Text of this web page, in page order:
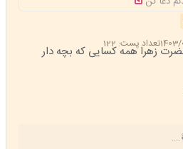
تعداد پست: 122
زهرا همه کسایی که بچه دار